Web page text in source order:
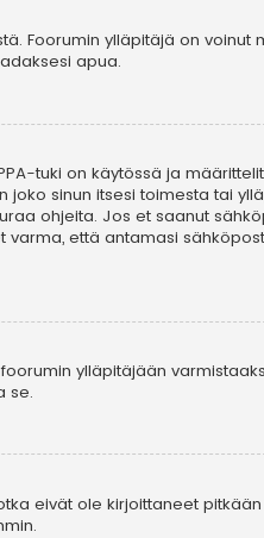
Foorumin ylläpitäjä on voinut
apua.
tuki on käytössä ja
joko sinun itsesi toimesta tai
ohjeita. Jos et saanut
että antamasi
ylläpitäjään
se.
eivät ole kirjoittaneet